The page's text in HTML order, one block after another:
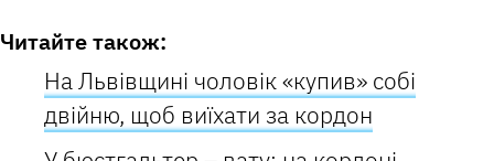
Читайте також:
На Львівщині чоловік «купив» собі
двійню, щоб виїхати за кордон